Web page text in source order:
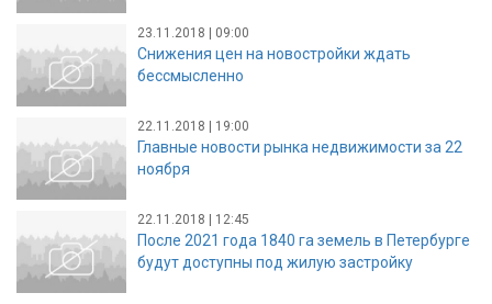
23.11.2018 | 09:00
Снижения цен на новостройки ждать
бессмысленно
22.11.2018 | 19:00
Главные новости рынка недвижимости за 22
ноября
22.11.2018 | 12:45
После 2021 года 1840 га земель в Петербурге
будут доступны под жилую застройку